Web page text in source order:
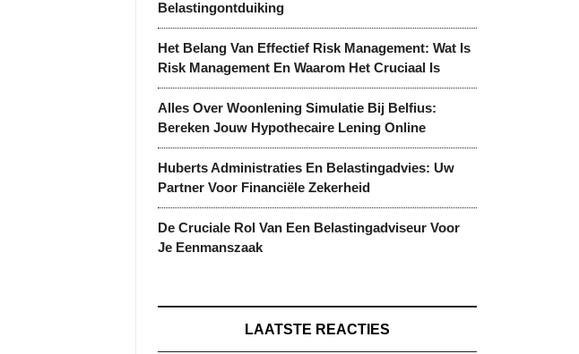
Belastingontduiking
Het Belang Van Effectief Risk Management: Wat Is
Risk Management En Waarom Het Cruciaal Is
Alles Over Woonlening Simulatie Bij Belfius:
Bereken Jouw Hypothecaire Lening Online
Huberts Administraties En Belastingadvies: Uw
Partner Voor Financiële Zekerheid
De Cruciale Rol Van Een Belastingadviseur Voor
Je Eenmanszaak
LAATSTE REACTIES